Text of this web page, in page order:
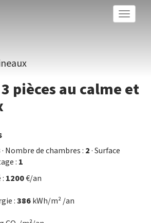
Toggle
pièces au calme et
· Nombre de chambres : 2· Surface
: 1
1200€/an
:386kWh/m² /an